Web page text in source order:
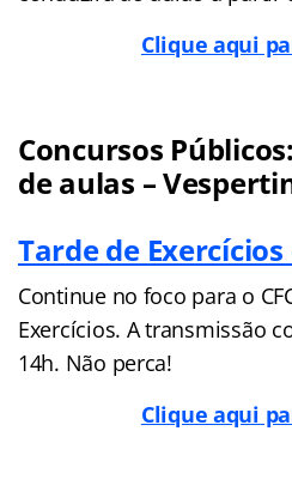
Clique aqui
Concursos
de aulas –
Tarde de Exercícios
Continue no foco para o
Exercícios. A transmissão
14h. Não perca!
Clique aqui